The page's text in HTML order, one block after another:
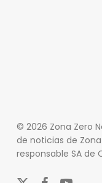
© 2026 Zona Zero
de noticias de
responsable SA de